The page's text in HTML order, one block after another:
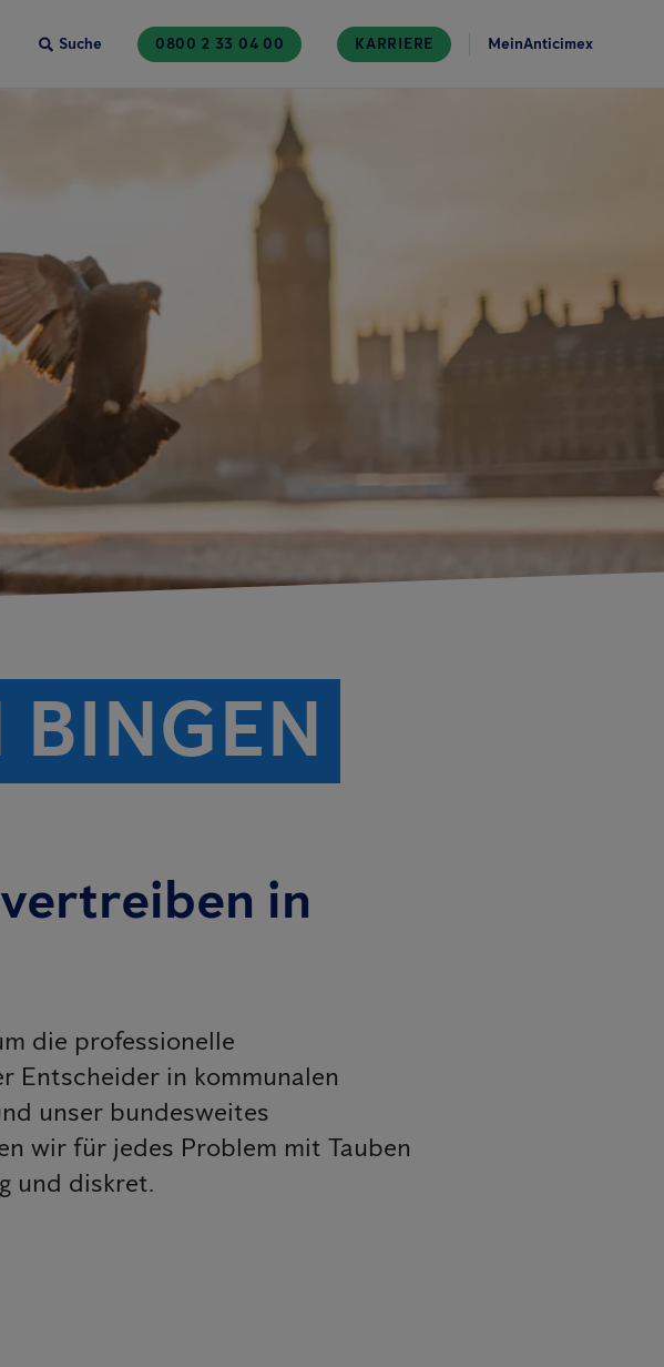
Suche 0800 2 33 04 00 KARRIERE MeinAnticimex
in
die professionelle
Entscheider in kommunalen
unser bundesweites
wir für jedes Problem mit Tauben
und diskret.